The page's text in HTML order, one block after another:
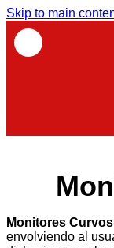
Skip to main
Monitores Curvos
envolviendo al